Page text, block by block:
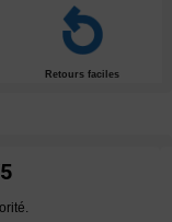
Retours faciles